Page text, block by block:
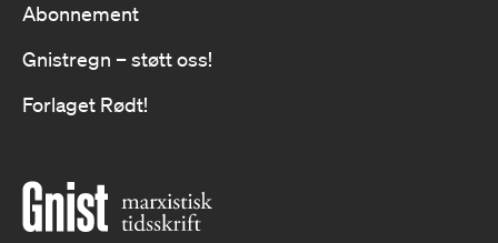
Abonnement
Gnistregn – støtt oss!
Forlaget Rødt!